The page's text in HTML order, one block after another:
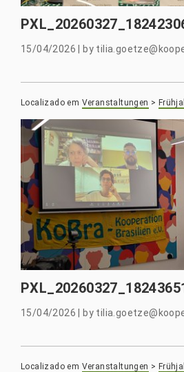
15/04/2026 by
Localizado em Veranstaltungen >
15/04/2026|by
Localizado em Veranstaltungen >